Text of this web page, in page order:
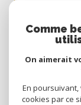
© 2026 | TOUS
NOS
Comme
On aimerait
En
cookies par ce